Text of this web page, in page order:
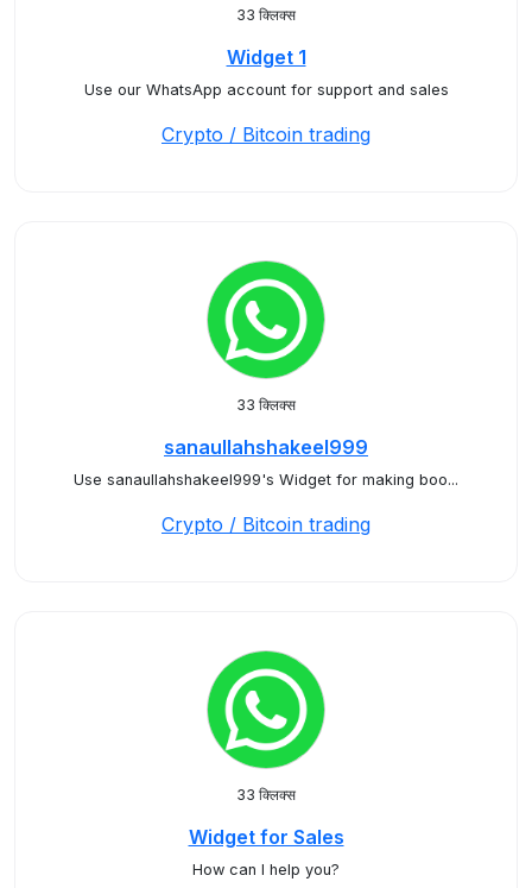
33 क्लिक्स
Widget 1
Use our WhatsApp account for support and sales
Crypto / Bitcoin trading
33 क्लिक्स
sanaullahshakeel999
Use sanaullahshakeel999's Widget for making boo...
Crypto / Bitcoin trading
33 क्लिक्स
Widget for Sales
How can I help you?